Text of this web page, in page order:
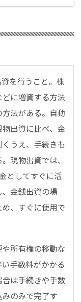
を行うこと。株
に増資する方法
法がある。自動
出資に比べ、金
うえ、手続きも
現物出資では、
としてすぐに活
金銭出資の場
、すぐに使用で
所有権の移動な
手数料がかかる
は手続きや手数
のみで完了す